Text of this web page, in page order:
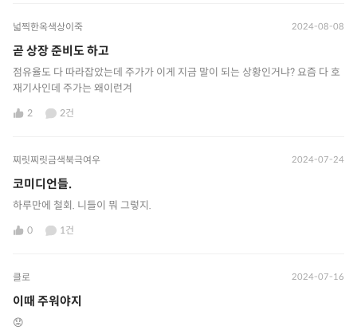
넓찍한옥색상이죽 2024-08-08
곧 상장 준비도 하고
점유율도 다 따라잡았는데 주가가 이게 지금 말이 되는 상황인거냐? 요즘 다 호
재기사인데 주가는 왜이런겨
2 2건
찌릿찌릿금색북극여우 2024-07-24
코미디언들.
하루만에 철회. 니들이 뭐 그렇지.
0 1건
클로 2024-07-16
이때 주워야지
😟